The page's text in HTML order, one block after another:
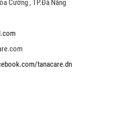
Cường , TP.Đà Nẵng
tanacare.dn